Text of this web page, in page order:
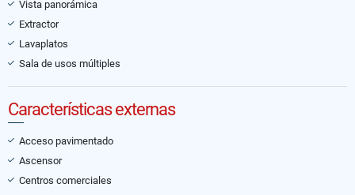
Vista panorámica
Extractor
Lavaplatos
Sala de usos múltiples
Características externas
Acceso pavimentado
Ascensor
Centros comerciales